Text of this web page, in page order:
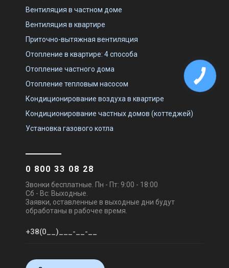
Вентиляция в частном доме
Вентиляция в квартире
Приточно-вытяжная вентиляция
Отопление в квартире: 4 способа
Отопление частного дома
Отопление тепловым насосом
Кондиционирование воздуха в квартире
Кондиционирование частных домов (коттеджей)
Установка газового котла
0 800 33 08 28
Звонки бесплатные. Пн - Пт: 9:00 - 18:00
Сб - Вс: Выходные.
Заявки, оставленные в выходные дни будут
обработаны в рабочее время.